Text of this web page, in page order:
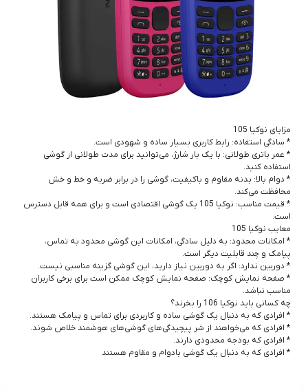
مزایای نوکیا 105
* سادگی استفاده: رابط کاربری بسیار ساده و شهودی است.
* عمر باتری طولانی: با یک بار شارژ، می‌توانید برای مدت طولانی از گوشی
استفاده کنید.
* دوام بالا: بدنه مقاوم و باکیفیت، گوشی را در برابر ضربه و خط و خش
محافظت می‌کند.
* قیمت مناسب: نوکیا 105 یک گوشی اقتصادی است و برای همه قابل دسترس
است.
معایب نوکیا 105
* امکانات محدود: به دلیل سادگی، امکانات این گوشی محدود به تماس،
پیامک و چند قابلیت دیگر است.
* دوربین ندارد: اگر به دوربین نیاز دارید، این گوشی گزینه مناسبی نیست.
* صفحه نمایش کوچک: صفحه نمایش کوچک ممکن است برای برخی کاربران
مناسب نباشد.
چه کسانی باید نوکیا 106 را بخرند؟
* افرادی که به دنبال یک گوشی ساده و کاربردی برای تماس و پیامک هستند.
* افرادی که می‌خواهند از شر پیچیدگی‌های گوشی‌های هوشمند خلاص شوند.
* افرادی که بودجه محدودی دارند.
* افرادی که به دنبال یک گوشی بادوام و مقاوم هستند